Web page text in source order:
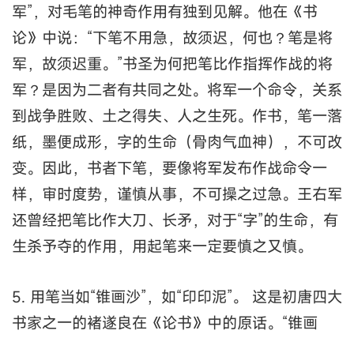
军”，对毛笔的神奇作用有独到见解。他在《书
论》中说：“下笔不用急，故须迟，何也？笔是将
军，故须迟重。”书圣为何把笔比作指挥作战的将
军？是因为二者有共同之处。将军一个命令，关系
到战争胜败、土之得失、人之生死。作书，笔一落
纸，墨便成形，字的生命（骨肉气血神），不可改
变。因此，书者下笔，要像将军发布作战命令一
样，审时度势，谨慎从事，不可操之过急。王右军
还曾经把笔比作大刀、长矛，对于“字”的生命，有
生杀予夺的作用，用起笔来一定要慎之又慎。
5. 用笔当如“锥画沙”，如“印印泥”。 这是初唐四大
书家之一的褚遂良在《论书》中的原话。“锥画